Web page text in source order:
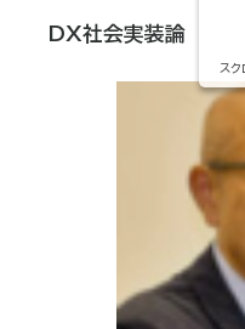
DX社会実装論
ス